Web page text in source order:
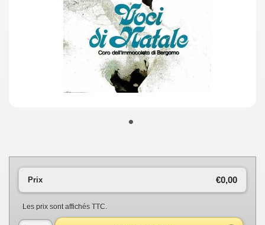
•
€0,00
Prix
Les prix sont affichés TTC.